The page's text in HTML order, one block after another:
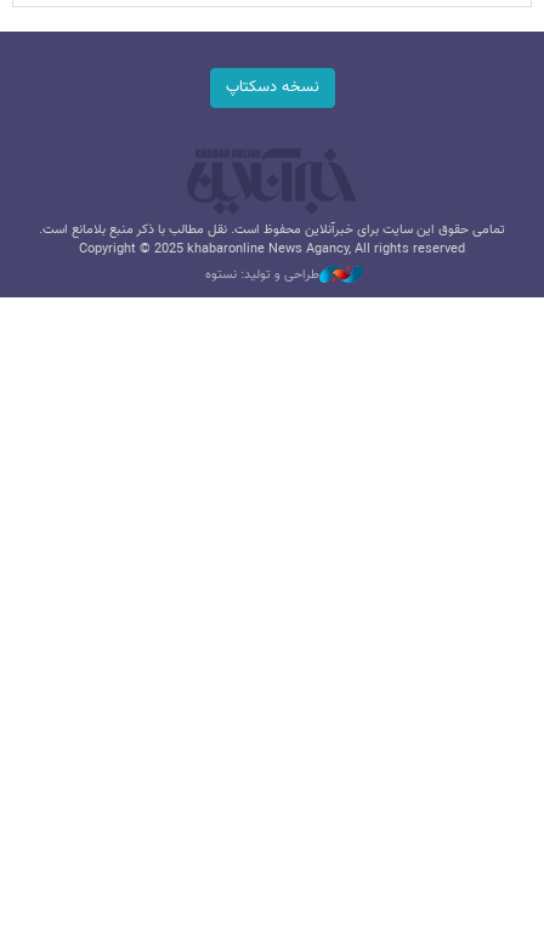
نسخه دسکتاپ
تمامی حقوق این سایت برای خبرآنلاین محفوظ است. نقل مطالب با ذکر منبع بلامانع است.
Copyright © 2025 khabaronline News Agancy, All rights reserved
طراحی و تولید: نستوه